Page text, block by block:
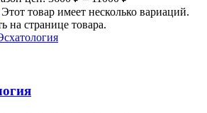
Этот товар имеет несколько вариаций.
странице товара.